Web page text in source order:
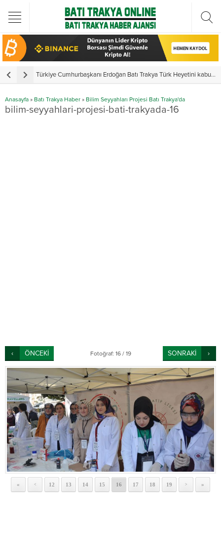
Türkiye Cumhurbaşkanı Erdoğan Batı Trakya Türk Heyetini kabul etti
Anasayfa » Batı Trakya Haber » Bilim Seyyahları Projesi Batı Trakya'da
bilim-seyyahlari-projesi-bati-trakyada-16
ÖNCEKİ Fotoğraf: 16 / 19 SONRAKİ
« < 12 13 14 15 16 17 18 19 > »